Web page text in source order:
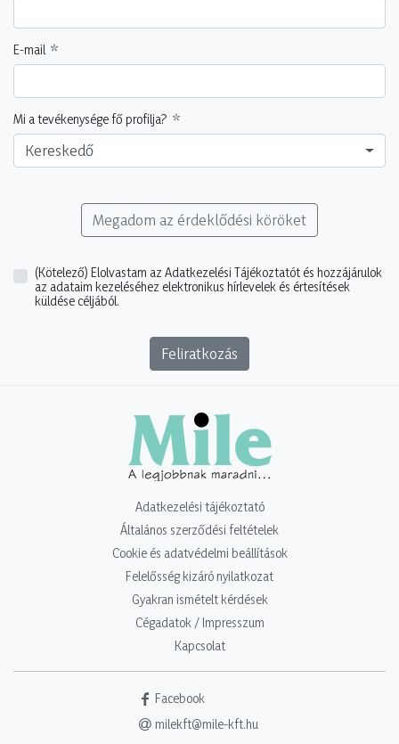
E-mail
Mi a tevékenysége fő profilja?
Kereskedő
Megadom az érdeklődési köröket
(Kötelező) Elolvastam az Adatkezelési Tájékoztatót és hozzájárulok
az adataim kezeléséhez elektronikus hírlevelek és értesítések
küldése céljából.
Feliratkozás
Adatkezelési tájékoztató
Általános szerződési feltételek
Cookie és adatvédelmi beállítások
Felelősség kizáró nyilatkozat
Gyakran ismételt kérdések
Cégadatok / Impresszum
Kapcsolat
Facebook
milekft@mile-kft.hu